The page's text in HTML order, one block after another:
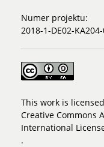
Numer projektu:
2018-1-DE02-
This work is
Creative Commons
International
.